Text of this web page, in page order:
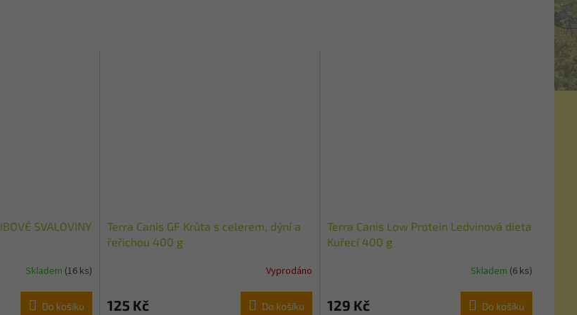
SVALOVINY
Skladem (16 ks)
Do košíku
Terra Canis GF Krůta s celerem, dýní a
řeřichou 400 g
Vyprodáno
125 Kč Do košíku
Terra Canis Low Protein Ledvinová dieta
Kuřecí 400 g
Skladem (6 ks)
129 Kč Do košíku